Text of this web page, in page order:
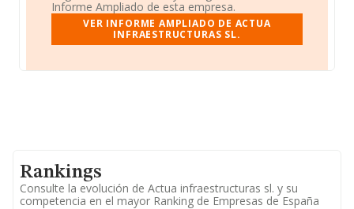
Informe Ampliado de esta empresa.
VER INFORME AMPLIADO DE ACTUA
INFRAESTRUCTURAS SL.
Rankings
Consulte la evolución de Actua infraestructuras sl. y su
competencia en el mayor Ranking de Empresas de España